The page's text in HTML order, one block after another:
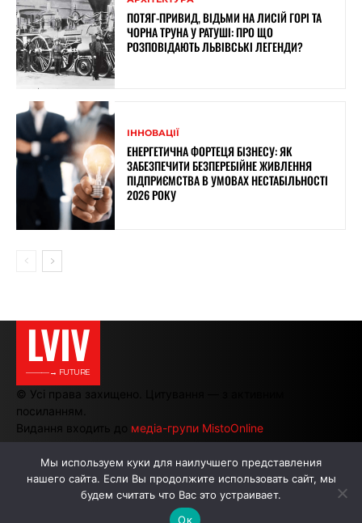
ПОТЯГ-ПРИВИД, ВІДЬМИ НА ЛИСІЙ ГОРІ ТА
ЧОРНА ТРУНА У РАТУШІ: ПРО ЩО
РОЗПОВІДАЮТЬ ЛЬВІВСЬКІ ЛЕГЕНДИ?
ІННОВАЦІЇ
ЕНЕРГЕТИЧНА ФОРТЕЦЯ БІЗНЕСУ: ЯК
ЗАБЕЗПЕЧИТИ БЕЗПЕРЕБІЙНЕ ЖИВЛЕННЯ
ПІДПРИЄМСТВА В УМОВАХ НЕСТАБІЛЬНОСТІ
2026 РОКУ
LVIV
———→ FUTURE
© Усі права захищено. Цитування — з активним
посиланням.
Видання входить до медіа-групи MistoOnline
АВТОРИ РЕКЛАМА НА САЙТІ
Мы используем куки для наилучшего представления
нашего сайта. Если Вы продолжите использовать сайт, мы
будем считать что Вас это устраивает.
Ок